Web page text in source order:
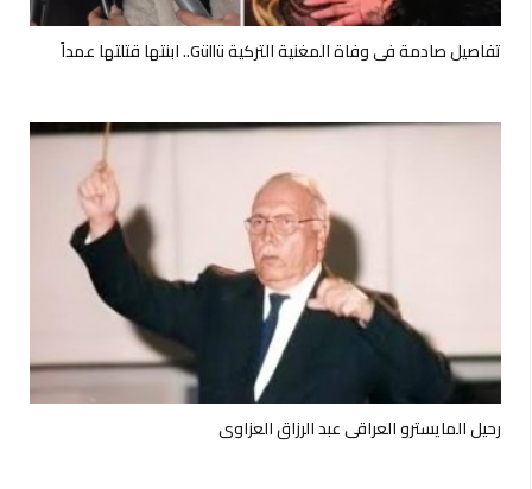
تفاصيل صادمة في وفاة المغنية التركية Güllü.. ابنتها قتلتها عمداً
رحيل المايسترو العراقي عبد الرزاق العزاوي